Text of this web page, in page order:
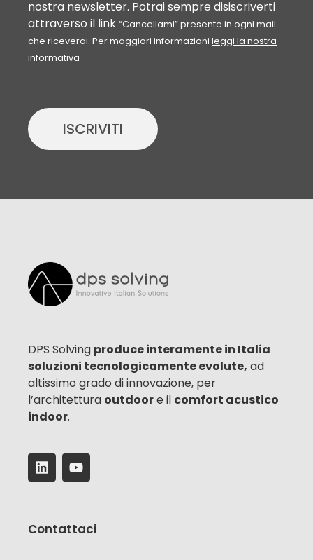
nostra newsletter. Potrai sempre disiscriverti
attraverso il link “Cancellami” presente in ogni mail
che riceverai. Per maggiori informazioni leggi la nostra
informativa
ISCRIVITI
DPS Solving produce interamente in Italia
soluzioni tecnologicamente evolute, ad
altissimo grado di innovazione, per
l’architettura outdoore il comfort acustico
indoor.
Contattaci